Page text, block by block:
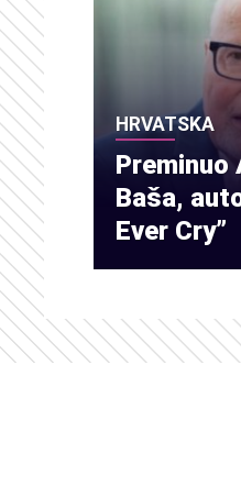
HRVATSKA
Preminuo
Baša,
Ever Cry”